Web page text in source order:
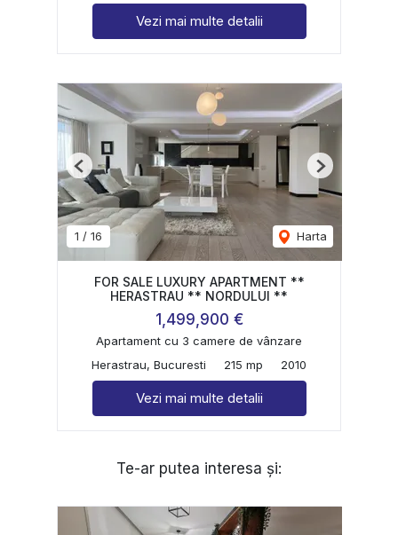
Vezi mai multe detalii
1 / 16 Harta
Previous Next
FOR SALE LUXURY APARTMENT **
HERASTRAU ** NORDULUI **
1,499,900 €
Apartament cu 3 camere de vânzare
Herastrau, Bucuresti
215 mp 2010
Vezi mai multe detalii
Te-ar putea interesa și: